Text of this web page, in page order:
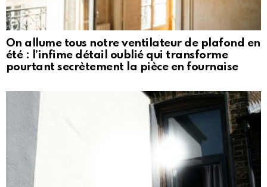
On allume tous notre ventilateur de plafond en
été : l’infime détail oublié qui transforme
pourtant secrètement la pièce en fournaise